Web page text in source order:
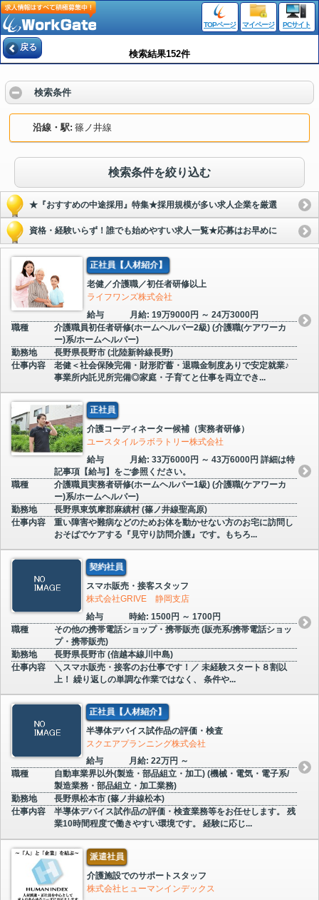
TOPページ マイページ PCサイト
戻る
検索結果152件
検索条件
沿線・駅 篠ノ井線
検索条件を絞り込む
★『おすすめの中途採用』特集★採用規模が多い求人企業を厳選
資格・経験いらず！誰でも始めやすい求人一覧★応募はお早めに
正社員【人材紹介】
老健／介護職／初任者研修以上
ライフワンズ株式会社
給与
月給: 19万9000円 ～ 24万3000円
職種
介護職員初任者研修(ホームヘルパー2級) (介護職(ケアワーカ
ー)系/ホームヘルパー)
勤務地
長野県長野市 (北陸新幹線長野)
仕事内容
老健＜社会保険完備・財形貯蓄・退職金制度ありで安定就業♪
事業所内託児所完備◎家庭・子育てと仕事を両立でき...
正社員
介護コーディネーター候補（実務者研修）
ユースタイルラボラトリー株式会社
給与
月給: 33万6000円 ～ 43万6000円 詳細は特
記事項【給与】をご参照ください。
職種
介護職員実務者研修(ホームヘルパー1級) (介護職(ケアワーカ
ー)系/ホームヘルパー)
勤務地
長野県東筑摩郡麻績村 (篠ノ井線聖高原)
仕事内容
重い障害や難病などのためお体を動かせない方のお宅に訪問し
おそばでケアする『見守り訪問介護』です。もちろ...
契約社員
スマホ販売・接客スタッフ
株式会社GRIVE 静岡支店
給与
時給: 1500円 ～ 1700円
職種
その他の携帯電話ショップ・携帯販売 (販売系/携帯電話ショッ
プ・携帯販売)
勤務地
長野県長野市 (信越本線川中島)
仕事内容
＼スマホ販売・接客のお仕事です！／ 未経験スタート８割以
上！ 繰り返しの単調な作業ではなく、 条件や...
正社員【人材紹介】
半導体デバイス試作品の評価・検査
スクエアプランニング株式会社
給与
月給: 22万円 ～
職種
自動車業界以外(製造・部品組立・加工) (機械・電気・電子系/
製造業務・部品組立・加工業務)
勤務地
長野県松本市 (篠ノ井線松本)
仕事内容
半導体デバイス試作品の評価・検査業務等をお任せします。 残
業10時間程度で働きやすい環境です。 経験に応じ...
派遣社員
介護施設でのサポートスタッフ
株式会社ヒューマンインデックス